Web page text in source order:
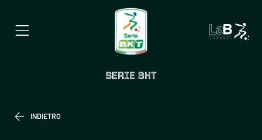
SERIE BKT
INDIETRO